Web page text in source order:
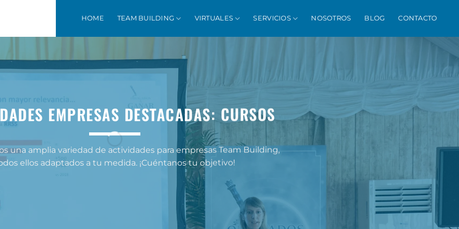
HOME TEAM BUILDING VIRTUALES SERVICIOS NOSOTROS BLOG CONTACTO
EMPRESAS DESTACADAS: CURSOS
una amplia variedad de actividades para empresas Team Building,
ellos adaptados a tu medida. ¡Cuéntanos tu objetivo!